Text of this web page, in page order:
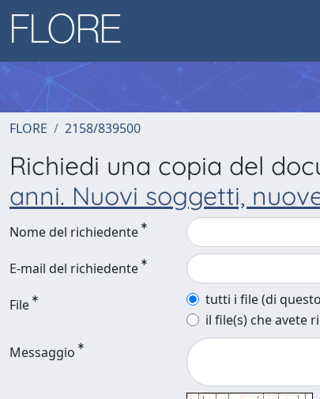
FLORE 2158/839500
Richiedi una copia del
anni. Nuovi soggetti,
Nome del richiedente
E-mail del richiedente
File
tutti i file (di
il file(s) che avete
Messaggio